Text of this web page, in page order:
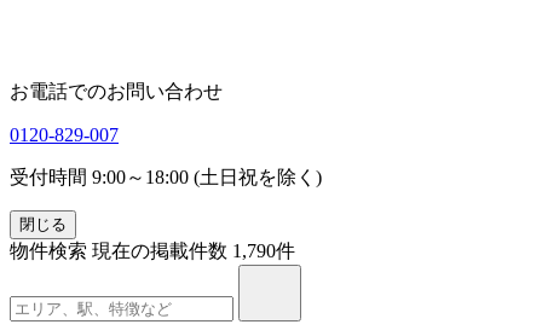
お電話でのお問い合わせ
0120-829-007
受付時間 9:00～18:00 (土日祝を除く)
閉じる
物件検索 現在の掲載件数 1,790件